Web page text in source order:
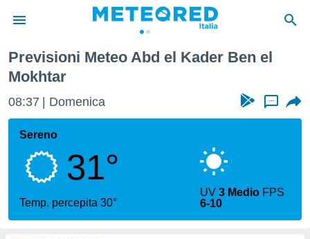
di
per
di
Previsioni Meteo Abd el Kader Ben el
Mokhtar
08:37 Domenica ...
Sereno
31°
Temp. percepita 30°
UV3 Medio FPS
6-10